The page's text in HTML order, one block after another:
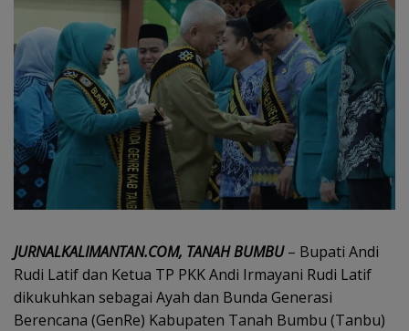
JURNALKALIMANTAN.COM, TANAH BUMBU– Bupati Andi
Rudi Latif dan Ketua TP PKK Andi Irmayani Rudi Latif
dikukuhkan sebagai Ayah dan Bunda Generasi
Berencana (GenRe) Kabupaten Tanah Bumbu (Tanbu)